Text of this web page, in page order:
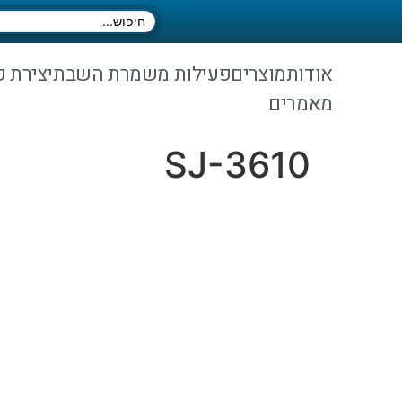
אודותמוצריםפעילות משמרת השבת
מאמרים
SJ-3610